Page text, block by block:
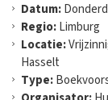
Datum:
Regio:Limburg
Locatie:
Hasselt
Type: